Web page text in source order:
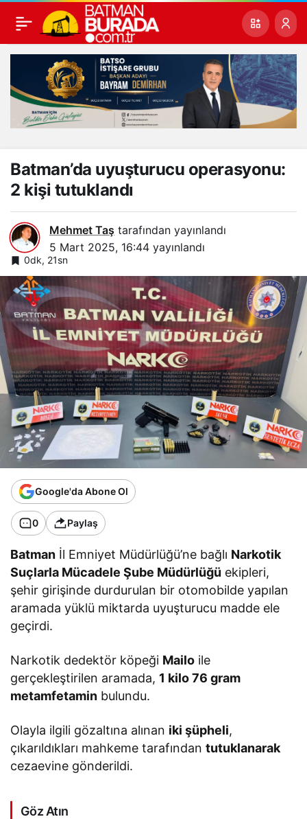
Batman’da uyuşturucu operasyonu:
2 kişi tutuklandı
Mehmet Taş tarafından yayınlandı
5 Mart 2025, 16:44 yayınlandı
0dk, 21sn
Google'da Abone Ol
0 Paylaş
Batman İl Emniyet Müdürlüğü’ne bağlı Narkotik
Suçlarla Mücadele Şube Müdürlüğü ekipleri,
şehir girişinde durdurulan bir otomobilde yapılan
aramada yüklü miktarda uyuşturucu madde ele
geçirdi.
Narkotik dedektör köpeği Mailo ile
gerçekleştirilen aramada, 1 kilo 76 gram
metamfetamin bulundu.
Olayla ilgili gözaltına alınan iki şüpheli,
çıkarıldıkları mahkeme tarafındantutuklanarak
cezaevine gönderildi.
Göz Atın